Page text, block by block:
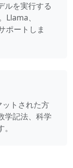
ルを実行する
Llama、
ポートしま
ットされた方
学記法、科学